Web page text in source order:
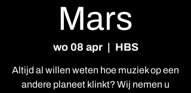
Mars
wo 08 apr
  |
HBS
Altijd al willen weten hoe muziek op een
andere planeet klinkt? Wij nemen u